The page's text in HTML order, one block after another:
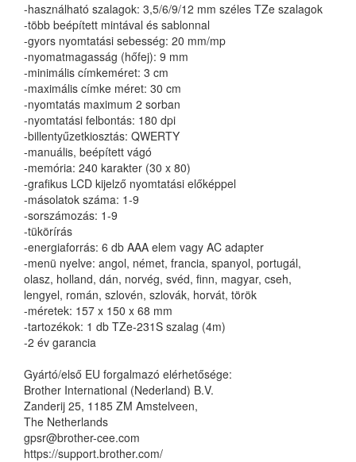
-használható szalagok: 3,5/6/9/12 mm széles TZe szalagok
-több beépített mintával és sablonnal
-gyors nyomtatási sebesség: 20 mm/mp
-nyomatmagasság (hőfej): 9 mm
-minimális címkeméret: 3 cm
-maximális címke méret: 30 cm
-nyomtatás maximum 2 sorban
-nyomtatási felbontás: 180 dpi
-billentyűzetkiosztás: QWERTY
-manuális, beépített vágó
-memória: 240 karakter (30 x 80)
-grafikus LCD kijelző nyomtatási előképpel
-másolatok száma: 1-9
-sorszámozás: 1-9
-tükörírás
-energiaforrás: 6 db AAA elem vagy AC adapter
-menü nyelve: angol, német, francia, spanyol, portugál,
olasz, holland, dán, norvég, svéd, finn, magyar, cseh,
lengyel, román, szlovén, szlovák, horvát, török
-méretek: 157 x 150 x 68 mm
-tartozékok: 1 db TZe-231S szalag (4m)
-2 év garancia
Gyártó/első EU forgalmazó elérhetősége:
Brother International (Nederland) B.V.
Zanderij 25, 1185 ZM Amstelveen,
The Netherlands
gpsr@brother-cee.com
https://support.brother.com/